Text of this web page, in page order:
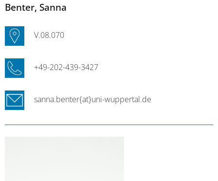
Benter, Sanna
V.08.070
+49-202-439-3427
sanna.benter{at}uni-wuppertal.de